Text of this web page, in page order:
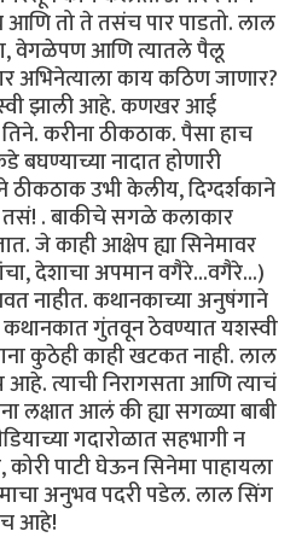
आणि तो ते तसंच पार पाडतो. लाल
वेगळेपण आणि त्यातले पैलू
काय कठिण जाणार?
झाली आहे. कणखर आई
करीना ठीकठाक. पैसा हाच
नादात होणारी
उभी केलीय, दिग्दर्शकाने
. बाकीचे सगळे कलाकार
जे काही आक्षेप ह्या सिनेमावर
देशाचा अपमान वगैरे...वगैरे...)
नाहीत. कथानकाच्या अनुषंगाने
गुंतवून ठेवण्यात यशस्वी
कुठेही काही खटकत नाही. लाल
आहे. त्याची निरागसता आणि त्याचं
लक्षात आलं की ह्या सगळ्या बाबी
गदारोळात सहभागी न
कोरी पाटी घेऊन सिनेमा पाहायला
अनुभव पदरी पडेल. लाल सिंग
आहे!